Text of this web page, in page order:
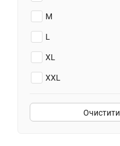
M
L
XL
XXL
Очистити